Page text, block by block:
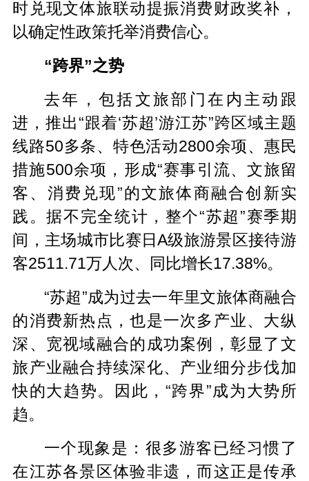
时兑现文体旅联动提振消费财政奖补，
以确定性政策托举消费信心。
“跨界”之势
去年，包括文旅部门在内主动跟
进，推出“跟着‘苏超’游江苏”跨区域主题
线路50多条、特色活动2800余项、惠民
措施500余项，形成“赛事引流、文旅留
客、消费兑现”的文旅体商融合创新实
践。据不完全统计，整个“苏超”赛季期
间，主场城市比赛日A级旅游景区接待游
客2511.71万人次、同比增长17.38%。
“苏超”成为过去一年里文旅体商融合
的消费新热点，也是一次多产业、大纵
深、宽视域融合的成功案例，彰显了文
旅产业融合持续深化、产业细分步伐加
快的大趋势。因此，“跨界”成为大势所
趋。
一个现象是：很多游客已经习惯了
在江苏各景区体验非遗，而这正是传承